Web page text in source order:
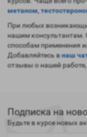
метаном,
При любых
нашим консультантам.
способам применения
Добавляйтесь внаш
отзывы о нашей
Подписка на
Будьте в курсе новых